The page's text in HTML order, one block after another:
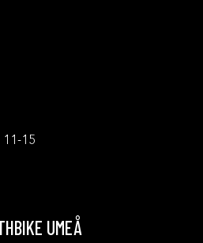
11-15
UMEÅ